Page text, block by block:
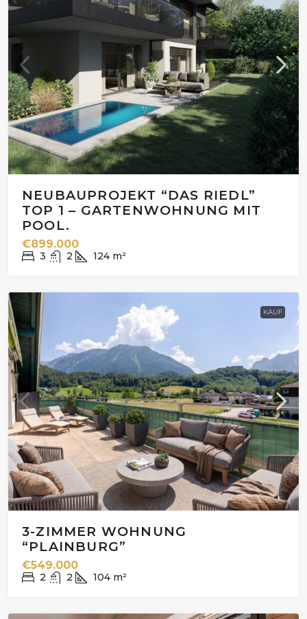
NEUBAUPROJEKT “DAS RIEDL”
TOP 1 – GARTENWOHNUNG MIT
POOL.
€899.000
3 2 124 m²
KAUF
3-ZIMMER WOHNUNG
“PLAINBURG”
€549.000
2 2 104 m²